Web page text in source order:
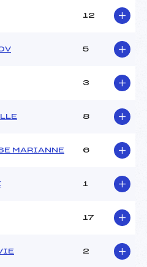
35
CASTELLON (SA)
BOURGEOIS (SA)
12
5
3
8
MARIANNE 6
1
17
2